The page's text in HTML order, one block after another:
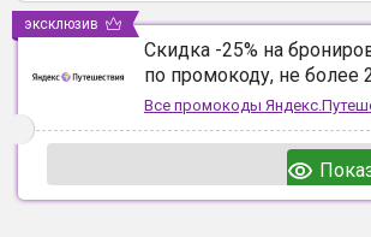
Скидка -25% на
по промокоду, не более
Все промокоды
эксклюзив